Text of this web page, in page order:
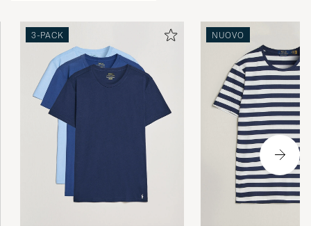
3-PACK NUOVO